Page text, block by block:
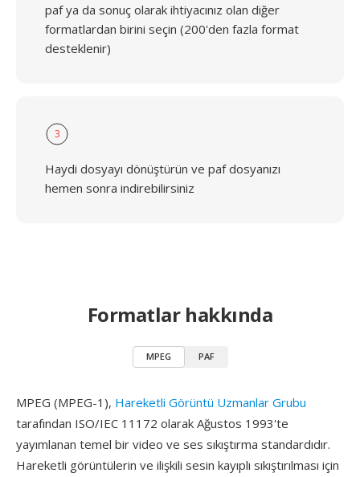
paf ya da sonuç olarak ihtiyacınız olan diğer
formatlardan birini seçin (200'den fazla format
desteklenir)
3
Haydi dosyayı dönüştürün ve paf dosyanızı
hemen sonra indirebilirsiniz
Formatlar hakkında
MPEG PAF
MPEG (MPEG-1), Hareketli Görüntü Uzmanlar Grubu
tarafından ISO/IEC 11172 olarak Ağustos 1993'te
yayımlanan temel bir video ve ses sıkıştırma standardıdır.
Hareketli görüntülerin ve ilişkili sesin kayıplı sıkıştırılması için